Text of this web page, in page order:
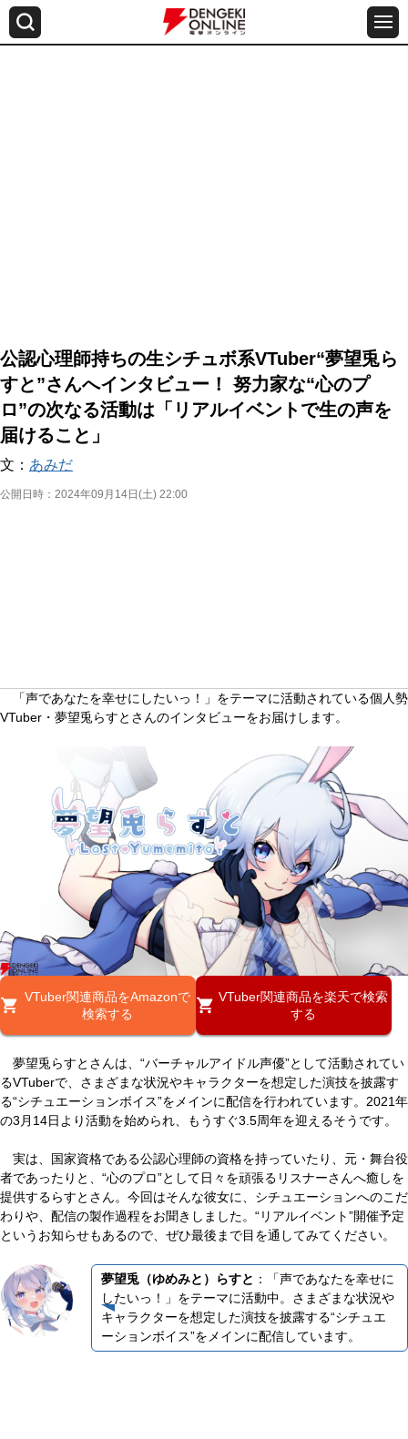
公認心理師持ちの生シチュボ系VTuber“夢望兎ら
すと”さんへインタビュー！ 努力家な“心のプ
ロ”の次なる活動は「リアルイベントで生の声を
届けること」
文： あみだ
公開日時： 2024年09月14日(土) 22:00
「声であなたを幸せにしたいっ！」をテーマに活動されている個人勢
VTuber・夢望兎らすとさんのインタビューをお届けします。
VTuber関連商品をAmazonで
検索する
VTuber関連商品を楽天で検索
する
夢望兎らすとさんは、“バーチャルアイドル声優”として活動されてい
るVTuberで、さまざまな状況やキャラクターを想定した演技を披露す
る“シチュエーションボイス”をメインに配信を行われています。2021年
の3月14日より活動を始められ、もうすぐ3.5周年を迎えるそうです。
実は、国家資格である公認心理師の資格を持っていたり、元・舞台役
者であったりと、“心のプロ”として日々を頑張るリスナーさんへ癒しを
提供するらすとさん。今回はそんな彼女に、シチュエーションへのこだ
わりや、配信の製作過程をお聞きしました。“リアルイベント”開催予定
というお知らせもあるので、ぜひ最後まで目を通してみてください。
夢望兎（ゆめみと）らすと ：
「声であなたを幸せに
したいっ！」をテーマに活動中。さまざまな状況や
キャラクターを想定した演技を披露する“シチュエ
ーションボイス”をメインに配信しています。